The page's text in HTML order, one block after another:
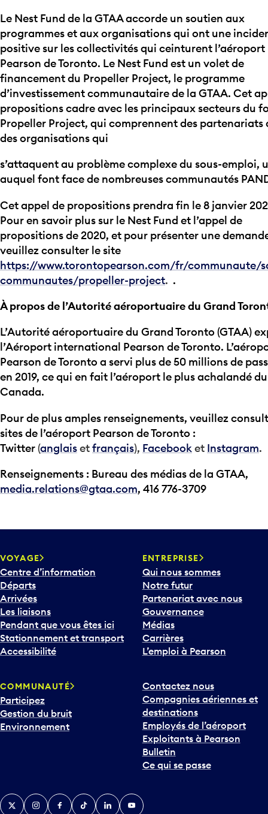
Le Nest Fund de la GTAA accorde un soutien aux
programmes et aux organisations qui ont une
positive sur les collectivités qui ceinturent l’aéroport
Pearson de Toronto. Le Nest Fund est un volet de
financement du Propeller Project, le programme
d’investissement communautaire de la GTAA. Cet
propositions cadre avec les principaux secteurs du
Propeller Project, qui comprennent des partenariats
des organisations qui
s’attaquent au problème complexe du sous-emploi,
auquel font face de nombreuses communautés
Cet appel de propositions prendra fin le 8 janvier
Pour en savoir plus sur le Nest Fund et l’appel de
propositions de 2020, et pour présenter une
veuillez consulter le site
https://www.torontopearson.com/fr/communaute/
communautes/propeller-project. .
À propos de l’Autorité aéroportuaire du Grand
L’Autorité aéroportuaire du Grand Toronto (GTAA)
l’Aéroport international Pearson de Toronto.
Pearson de Toronto a servi plus de 50 millions de
en 2019, ce qui en fait l’aéroport le plus achalandé du
Canada.
Pour de plus amples renseignements, veuillez
sites de l’aéroport Pearson de Toronto :
Twitter(anglaisetfrançais), Facebook et Instagram.
Renseignements : Bureau des médias de la GTAA,
media.relations@gtaa.com, 416 776-3709
VOYAGE
Centre d’information
Départs
Arrivées
Les liaisons
Pendant que vous êtes ici
Stationnement et transport
Accessibilité
ENTREPRISE
Qui nous sommes
Notre futur
Partenariat avec nous
Gouvernance
Médias
Carrières
L’emploi à Pearson
COMMUNAUTÉ
Participez
Gestion du bruit
Environnement
Contactez nous
Compagnies aériennes et
destinations
Employés de l’aéroport
Exploitants à Pearson
Bulletin
Ce qui se passe
TwitterInstagramFacebook
TikTokLinkedInYouTube